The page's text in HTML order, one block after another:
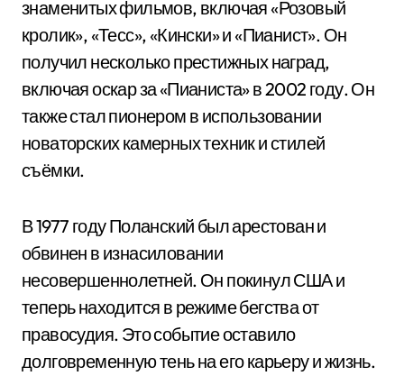
знаменитых фильмов, включая «Розовый
кролик», «Тесс», «Кински» и «Пианист». Он
получил несколько престижных наград,
включая оскар за «Пианиста» в 2002 году. Он
также стал пионером в использовании
новаторских камерных техник и стилей
съёмки.
В 1977 году Поланский был арестован и
обвинен в изнасиловании
несовершеннолетней. Он покинул США и
теперь находится в режиме бегства от
правосудия. Это событие оставило
долговременную тень на его карьеру и жизнь.